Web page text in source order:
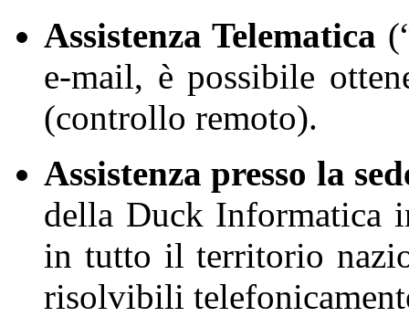
Assistenza Telematica
e-mail, è possibile
(controllo remoto).
Assistenza presso la
della Duck Informatica
in tutto il territorio
risolvibili